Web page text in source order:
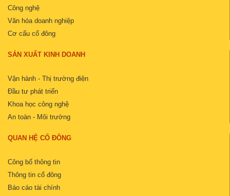
Công nghệ
Văn hóa doanh nghiệp
Cơ cấu cổ đông
SẢN XUẤT KINH DOANH
Vận hành - Thị trường điện
Đầu tư phát triển
Khoa học công nghệ
An toàn - Môi trường
QUAN HỆ CỔ ĐÔNG
Công bố thông tin
Thông tin cổ đông
Báo cáo tài chính